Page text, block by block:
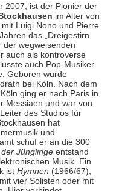
2007, ist der Pionier der
im Alter von
Luigi Nono und Pierre
das „Dreigestirn
der wegweisenden
auch als kontroverse
auch Pop-Musiker
Geboren wurde
bei Köln. Nach dem
ging er nach Paris in
Messiaen und war von
des Studios für
hat
und
schuf er an die 300
Jünglingeentstand
Musik. Ein
ist Hymnen (1966/67),
vier Solisten oder mit